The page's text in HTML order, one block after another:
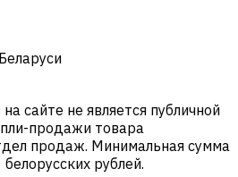
сайте не является публичной
продажи товара
продаж. Минимальная сумма
рублей.